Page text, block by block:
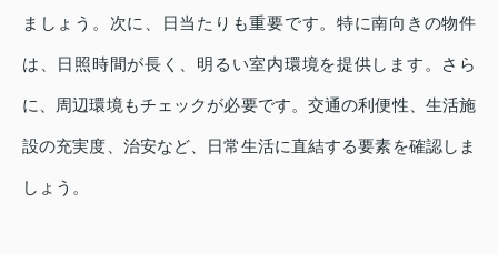
ましょう。次に、日当たりも重要です。特に南向きの物件
は、日照時間が長く、明るい室内環境を提供します。さら
に、周辺環境もチェックが必要です。交通の利便性、生活施
設の充実度、治安など、日常生活に直結する要素を確認しま
しょう。